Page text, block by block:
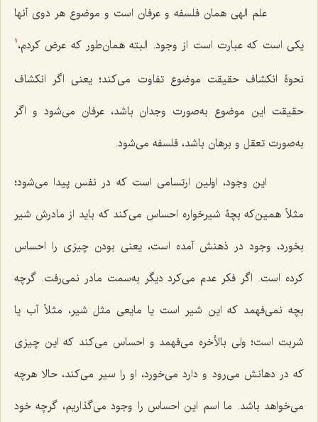
علم الهی همان فلسفه و عرفان است و موضوع هر دوی آنها
یکی است که عبارت است از وجود. البته همان‌طور که عرض کردم، 1
نحوۀ انکشاف حقیقت موضوع تفاوت می‌کند؛ یعنی اگر انکشاف
حقیقت این موضوع به‌صورت وجدان باشد، عرفان می‌شود و اگر
به‌صورت تعقل و برهان باشد، فلسفه می‌شود.
این وجود، اولین ارتسامی است که در نفس پیدا می‌شود؛
مثلاً همین‌که بچۀ شیرخواره احساس می‌کند که باید از مادرش شیر
بخورد، وجود در ذهنش آمده است، یعنی بودن چیزی را احساس
کرده است. اگر فکر عدم می‌کرد دیگر به‌سمت مادر نمی‌رفت. گرچه
بچه نمی‌فهمد که این شیر است یا مایعی مثل شیر، مثلاً آب یا
شربت است؛ ولی بالأخره می‌فهمد و احساس می‌کند که این چیزی
که در دهانش می‌رود و دارد می‌خورد، او را سیر می‌کند، حالا هرچه
می‌خواهد باشد. ما اسم این احساس را وجود می‌گذاریم، گرچه خود